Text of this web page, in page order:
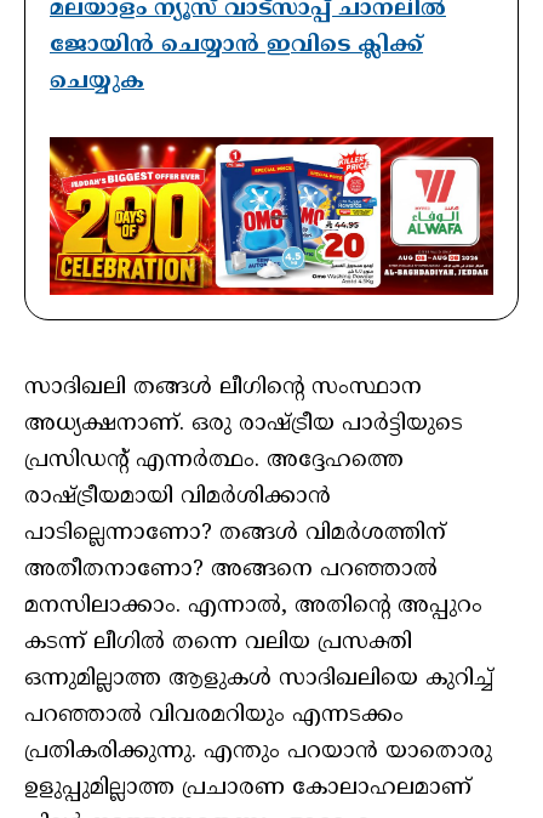
മലയാളം ന്യൂസ് വാട്സാപ്പ് ചാനലിൽ
ജോയിൻ ചെയ്യാൻ ഇവിടെ ക്ലിക്ക്
ചെയ്യുക
സാദിഖലി തങ്ങൾ ലീഗിന്റെ സംസ്ഥാന
അധ്യക്ഷനാണ്. ഒരു രാഷ്ട്രീയ പാർട്ടിയുടെ
പ്രസിഡന്റ് എന്നർത്ഥം. അദ്ദേഹത്തെ
രാഷ്ട്രീയമായി വിമർശിക്കാൻ
പാടില്ലെന്നാണോ? തങ്ങൾ വിമർശത്തിന്
അതീതനാണോ? അങ്ങനെ പറഞ്ഞാൽ
മനസിലാക്കാം. എന്നാൽ, അതിന്റെ അപ്പുറം
കടന്ന് ലീഗിൽ തന്നെ വലിയ പ്രസക്തി
ഒന്നുമില്ലാത്ത ആളുകൾ സാദിഖലിയെ കുറിച്ച്
പറഞ്ഞാൽ വിവരമറിയും എന്നടക്കം
പ്രതികരിക്കുന്നു. എന്തും പറയാൻ യാതൊരു
ഉളുപ്പുമില്ലാത്ത പ്രചാരണ കോലാഹലമാണ്